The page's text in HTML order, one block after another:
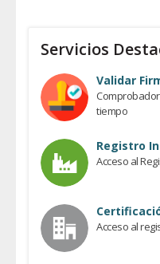
Servicios
Validar
tiempo
Registro
Acceso al
Acceso al